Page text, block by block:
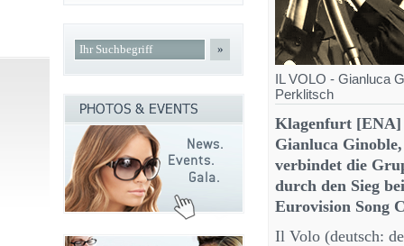
IL VOLO - Gianluca
Perklitsch
Klagenfurt [ENA]
Gianluca
verbindet die
durch den Sieg
Eurovision Song
Il Volo (deutsch:
»